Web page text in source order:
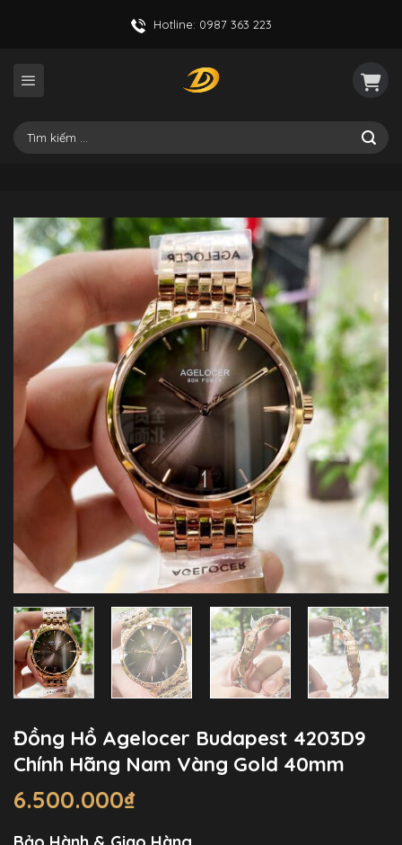
Hotline: 0987 363 223
Tìm
kiếm:
Đồng Hồ Agelocer Budapest 4203D9
Chính Hãng Nam Vàng Gold 40mm
6.500.000₫